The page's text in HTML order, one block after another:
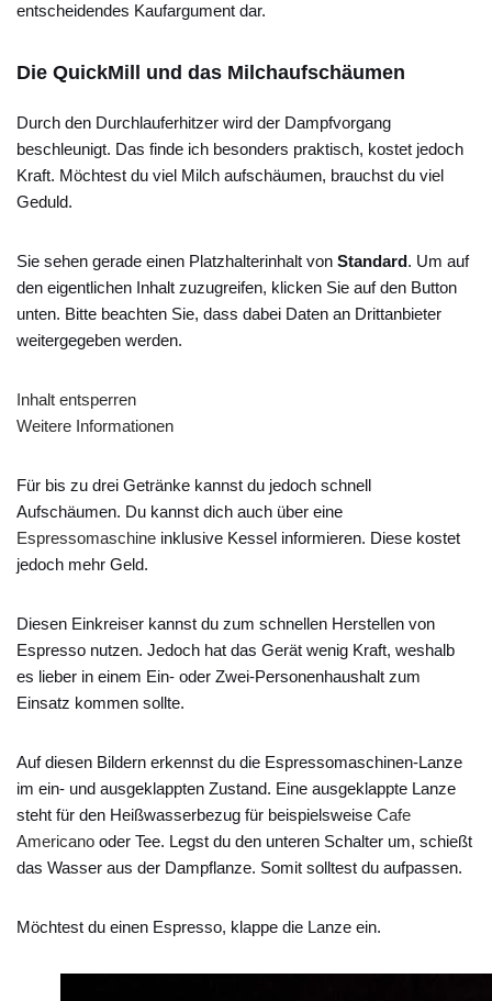
entscheidendes Kaufargument dar.
Die QuickMill und das Milchaufschäumen
Durch den Durchlauferhitzer wird der Dampfvorgang
beschleunigt. Das finde ich besonders praktisch, kostet jedoch
Kraft. Möchtest du viel Milch aufschäumen, brauchst du viel
Geduld.
Sie sehen gerade einen Platzhalterinhalt von Standard. Um auf
den eigentlichen Inhalt zuzugreifen, klicken Sie auf den Button
unten. Bitte beachten Sie, dass dabei Daten an Drittanbieter
weitergegeben werden.
Inhalt entsperren
Weitere Informationen
Für bis zu drei Getränke kannst du jedoch schnell
Aufschäumen. Du kannst dich auch über eine
Espressomaschine inklusive Kessel informieren. Diese kostet
jedoch mehr Geld.
Diesen Einkreiser kannst du zum schnellen Herstellen von
Espresso nutzen. Jedoch hat das Gerät wenig Kraft, weshalb
es lieber in einem Ein- oder Zwei-Personenhaushalt zum
Einsatz kommen sollte.
Auf diesen Bildern erkennst du die Espressomaschinen-Lanze
im ein- und ausgeklappten Zustand. Eine ausgeklappte Lanze
steht für den Heißwasserbezug für beispielsweise Cafe
Americano oder Tee. Legst du den unteren Schalter um, schießt
das Wasser aus der Dampflanze. Somit solltest du aufpassen.
Möchtest du einen Espresso, klappe die Lanze ein.